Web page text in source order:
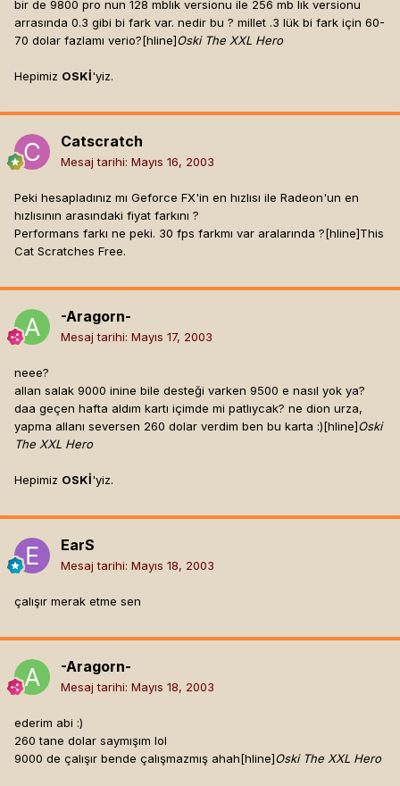
bir de 9800 pro nun 128 mblık versionu ile 256 mb lık versionu
arrasında 0.3 gibi bi fark var. nedir bu ? millet .3 lük bi fark için 60-
70 dolar fazlamı verio?[hline]Oski The XXL Hero
Hepimiz OSKİ'yiz.
Catscratch
Mesaj tarihi: Mayıs 16, 2003
Peki hesapladınız mı Geforce FX'in en hızlısı ile Radeon'un en
hızlısının arasındaki fiyat farkını ?
Performans farkı ne peki. 30 fps farkmı var aralarında ?[hline]This
Cat Scratches Free.
-Aragorn-
Mesaj tarihi: Mayıs 17, 2003
neee?
allan salak 9000 inine bile desteği varken 9500 e nasıl yok ya?
daa geçen hafta aldım kartı içimde mi patlıycak? ne dion urza,
yapma allanı seversen 260 dolar verdim ben bu karta :)[hline]Oski
The XXL Hero
Hepimiz OSKİ'yiz.
EarS
Mesaj tarihi: Mayıs 18, 2003
çalışır merak etme sen
-Aragorn-
Mesaj tarihi: Mayıs 18, 2003
ederim abi :)
260 tane dolar saymışım lol
9000 de çalışır bende çalışmazmış ahah[hline]Oski The XXL Hero